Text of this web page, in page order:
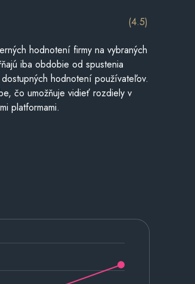
(4.5)
hodnotení firmy na vybraných
iba obdobie od spustenia
hodnotení používateľov.
čo umožňuje vidieť rozdiely v
platformami.